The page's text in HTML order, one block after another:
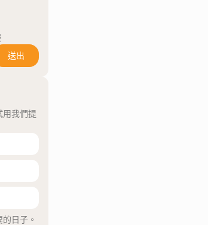
送出
用我們提
日子。